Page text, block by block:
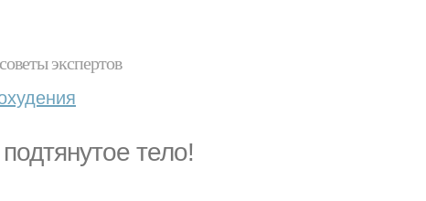
экспертов
тело!